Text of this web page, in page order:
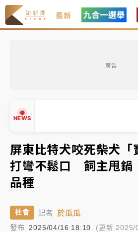
最新
廣告
NEWS
周末精選｜
面手法 郭台銘、蔡英文成關鍵
本周爆款短影音｜ 柯文哲帶電子
蔻蔡玉真開撕爆料
周末精選｜
任 預算難關如何解？
蔣萬安的建中同學！47歲法律學
要3件事
▼
屏東比特犬咬死柴犬「
打彎不鬆口 飼主甩鍋
品種
社會 記者 於瓜瓜
發布 2025/04/16 18:10 (更新